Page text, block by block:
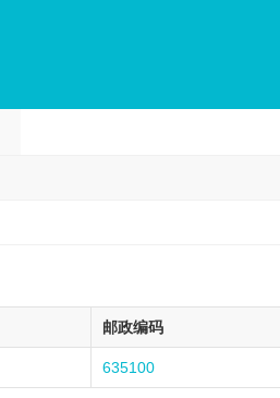
邮政编码
635100